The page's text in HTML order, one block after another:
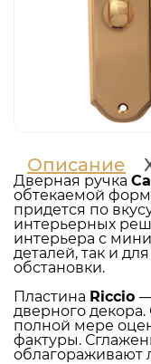
Описание
Дверная ручка
обтекаемой
придется по
интерьерных
интерьера с
деталей, так и
обстановки.
Пластина Riccio
дверного
полной мере
фактуры.
облагораживают